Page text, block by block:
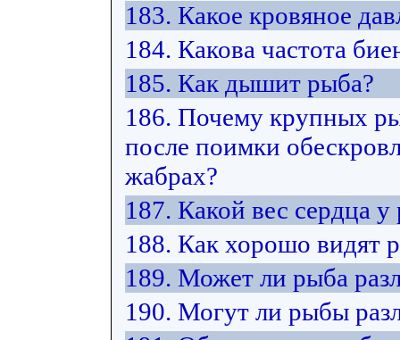
183. Какое кровяное
184. Какова частота
185. Как дышит рыба?
186. Почему крупных
после поимки
жабрах?
187. Какой вес сердца у
188. Как хорошо видят
189. Может ли рыба
190. Могут ли рыбы